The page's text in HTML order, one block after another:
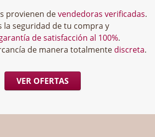
provienen devendedoras verificadas.
la seguridad de tu compra y
de satisfacción al 100%.
de manera totalmente discreta.
VER OFERTAS